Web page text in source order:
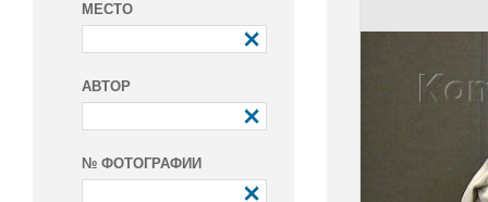
МЕСТО
АВТОР
№ ФОТОГРАФИИ